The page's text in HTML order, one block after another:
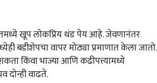
खूप लोकप्रिय थंड पेय आहे. जेवणानंतर
बडीशेपचा वापर मोठ्या प्रमाणात केला जातो.
किंवा भाज्या आणि कढीपत्त्यामध्ये
वाढते.